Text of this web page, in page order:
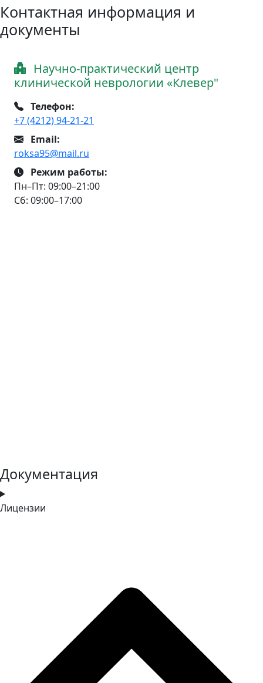
Контактная информация и
документы
Научно-практический центр
клинической неврологии «Клевер"
Телефон:
+7 (4212) 94-21-21
Email:
roksa95@mail.ru
Режим работы:
Пн–Пт: 09:00–21:00
Сб: 09:00–17:00
Документация
Лицензии